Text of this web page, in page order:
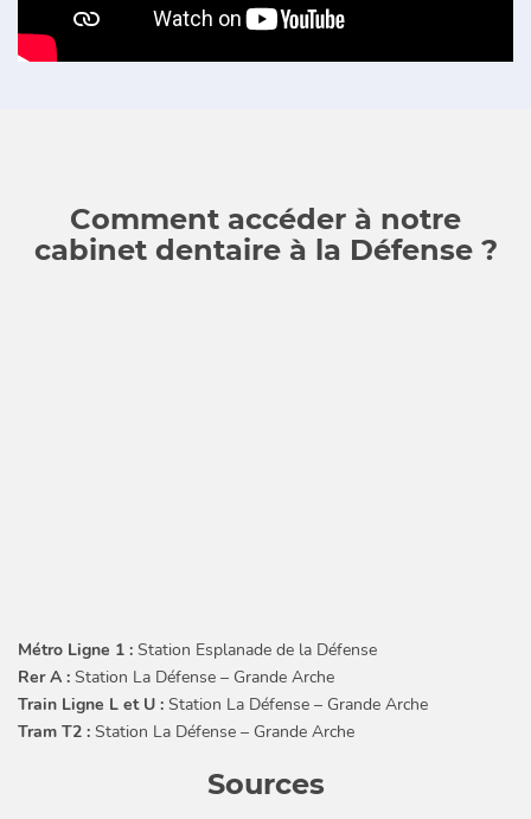
Comment accéder à notre
cabinet dentaire à la Défense ?
Métro Ligne 1 : Station Esplanade de la Défense
Rer A : Station La Défense – Grande Arche
Train Ligne L et U : Station La Défense – Grande Arche
Tram T2 : Station La Défense – Grande Arche
Sources